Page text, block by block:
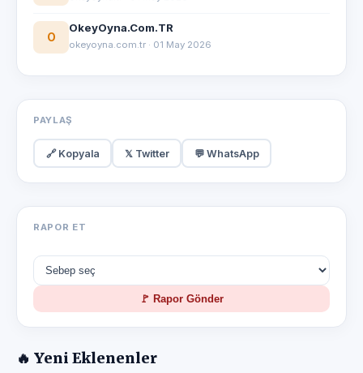
O
OkeyOyna.Com.TR
okeyoyna.com.tr · 01 May 2026
PAYLAŞ
🔗 Kopyala 𝕏 Twitter 💬 WhatsApp
RAPOR ET
🚩 Rapor Gönder
🔥 Yeni Eklenenler